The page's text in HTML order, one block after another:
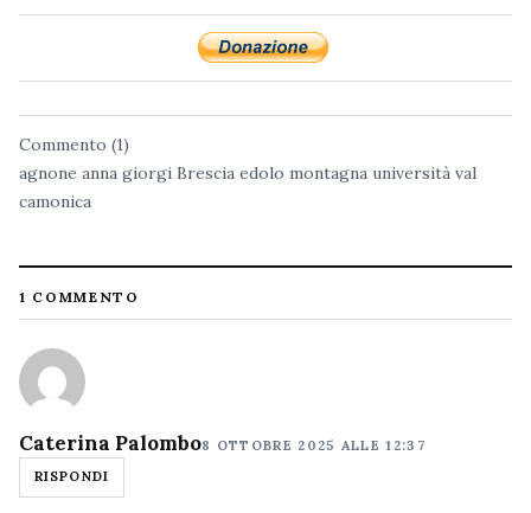
Commento (1)
agnone anna giorgi Brescia edolo montagna università val
camonica
1 COMMENTO
Caterina Palombo8 OTTOBRE 2025 ALLE 12:37
RISPONDI